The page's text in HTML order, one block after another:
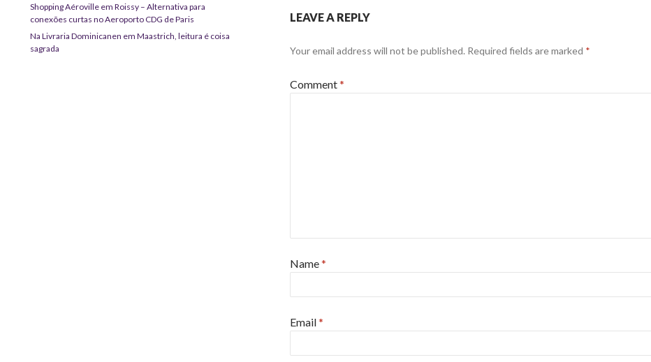
LEAVE A REPLY
Your email address will not be published. Required fields are marked *
Comment*
Name*
Email*
Shopping Aéroville em Roissy – Alternativa para
conexões curtas no Aeroporto CDG de Paris
Na Livraria Dominicanen em Maastrich, leitura é coisa
sagrada